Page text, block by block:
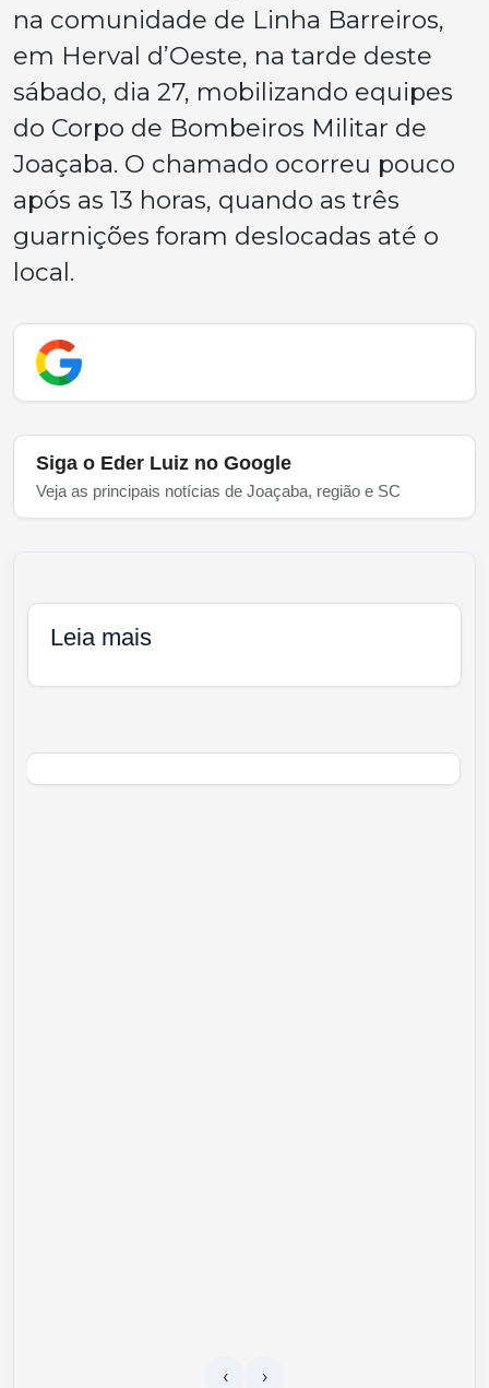
na comunidade de Linha Barreiros,
em Herval d’Oeste, na tarde deste
sábado, dia 27, mobilizando equipes
do Corpo de Bombeiros Militar de
Joaçaba. O chamado ocorreu pouco
após as 13 horas, quando as três
guarnições foram deslocadas até o
local.
Siga o Eder Luiz no Google
Veja as principais notícias de Joaçaba, região e SC
Leia mais